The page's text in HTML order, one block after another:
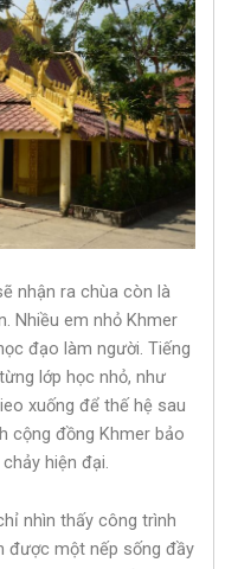
nhận ra chùa còn là
Nhiều em nhỏ Khmer
đạo làm người. Tiếng
lớp học nhỏ, như
xuống để thế hệ sau
cộng đồng Khmer bảo
hiện đại.
nhìn thấy công trình
được một nếp sống đầy